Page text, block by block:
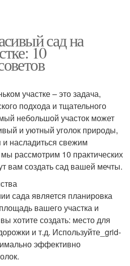
сад на
10
участке – это задача,
подхода и тщательного
небольшой участок может
и уютный уголок природы,
и насладиться свежим
рассмотрим 10 практических
вам создать сад вашей мечты.
сада является планировка
вашего участка и
хотите создать: место для
и т.д. Используйте_grid-
эффективно